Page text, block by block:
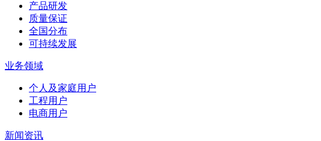
产品研发
质量保证
全国分布
可持续发展
业务领域
个人及家庭用户
工程用户
电商用户
新闻资讯